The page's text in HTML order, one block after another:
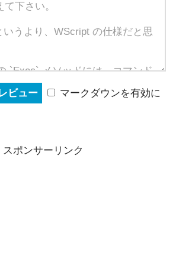
マークダウンを有効に
スポンサーリンク